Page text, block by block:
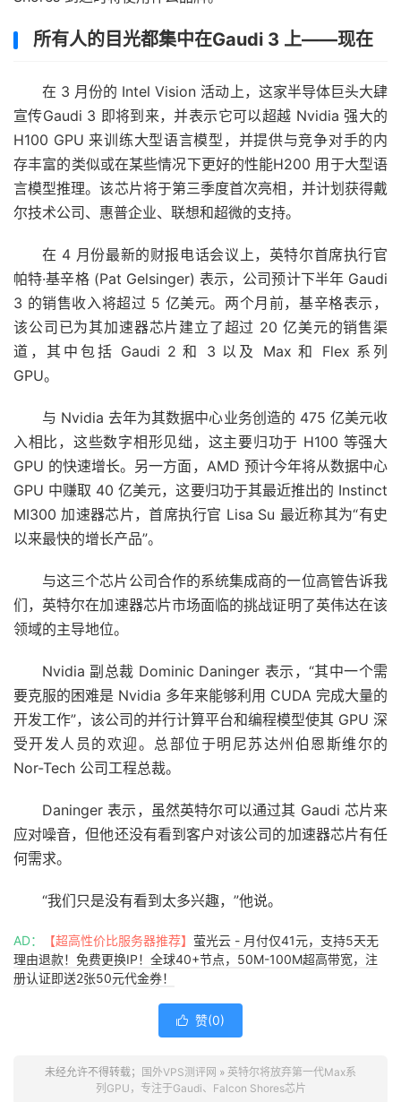
所有人的目光都集中在Gaudi 3 上——现在
在 3 月份的 Intel Vision 活动上，这家半导体巨头大肆
宣传Gaudi 3 即将到来，并表示它可以超越 Nvidia 强大的
H100 GPU 来训练大型语言模型，并提供与竞争对手的内
存丰富的类似或在某些情况下更好的性能H200 用于大型语
言模型推理。该芯片将于第三季度首次亮相，并计划获得戴
尔技术公司、惠普企业、联想和超微的支持。
在 4 月份最新的财报电话会议上，英特尔首席执行官
帕特·基辛格 (Pat Gelsinger) 表示，公司预计下半年 Gaudi
3 的销售收入将超过 5 亿美元。两个月前，基辛格表示，
该公司已为其加速器芯片建立了超过 20 亿美元的销售渠
道，其中包括 Gaudi 2 和 3 以及 Max 和 Flex 系列
GPU。
与 Nvidia 去年为其数据中心业务创造的 475 亿美元收
入相比，这些数字相形见绌，这主要归功于 H100 等强大
GPU 的快速增长。另一方面，AMD 预计今年将从数据中心
GPU 中赚取 40 亿美元，这要归功于其最近推出的 Instinct
MI300 加速器芯片，首席执行官 Lisa Su 最近称其为“有史
以来最快的增长产品”。
与这三个芯片公司合作的系统集成商的一位高管告诉我
们，英特尔在加速器芯片市场面临的挑战证明了英伟达在该
领域的主导地位。
Nvidia 副总裁 Dominic Daninger 表示，“其中一个需
要克服的困难是 Nvidia 多年来能够利用 CUDA 完成大量的
开发工作”，该公司的并行计算平台和编程模型使其 GPU 深
受开发人员的欢迎。总部位于明尼苏达州伯恩斯维尔的
Nor-Tech 公司工程总裁。
Daninger 表示，虽然英特尔可以通过其 Gaudi 芯片来
应对噪音，但他还没有看到客户对该公司的加速器芯片有任
何需求。
“我们只是没有看到太多兴趣，”他说。
AD： 【超高性价比服务器推荐】 萤光云 - 月付仅41元，支持5天无
理由退款！免费更换IP！全球40+节点，50M-100M超高带宽，注
册认证即送2张50元代金券！
 赞(0)
未经允许不得转载； 国外VPS测评网 » 英特尔将放弃第一代Max系
列GPU，专注于Gaudi、Falcon Shores芯片